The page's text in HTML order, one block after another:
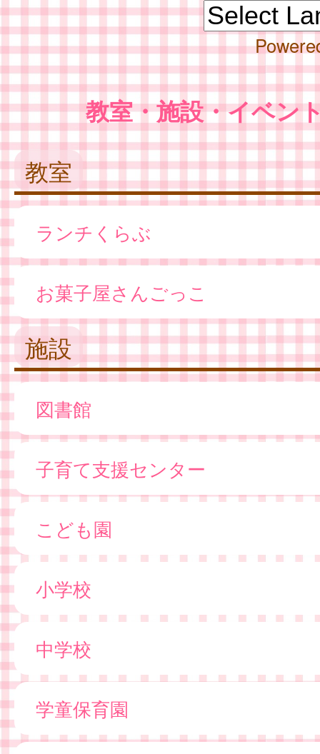
教室・施設・イベン
教室
ランチくらぶ
お菓子屋さんごっこ
施設
図書館
子育て支援センター
こども園
小学校
中学校
学童保育園